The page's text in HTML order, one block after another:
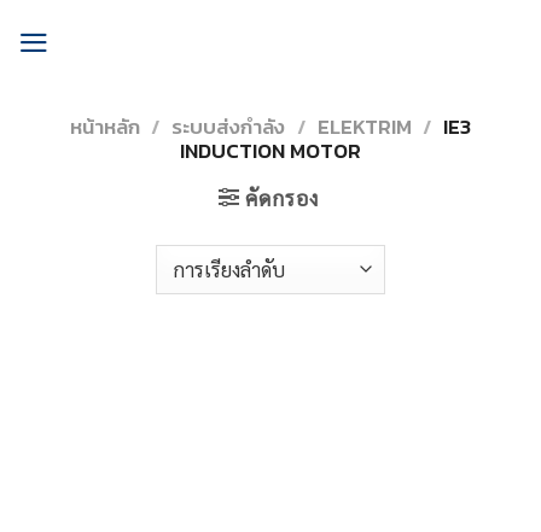
หน้าหลัก / ระบบส่งกำลัง / ELEKTRIM / IE3
INDUCTION MOTOR
คัดกรอง